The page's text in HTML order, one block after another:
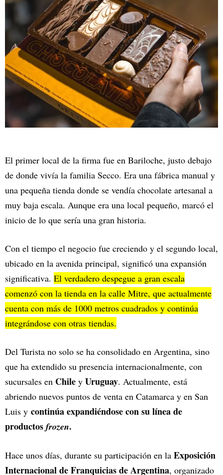
El primer local de la firma fue en Bariloche, justo debajo
de donde vivía la familia Secco. Era una fábrica manual y
una pequeña tienda donde se vendía chocolate artesanal a
muy baja escala. Aunque era una local pequeño, marcó el
inicio de lo que sería una gran historia.
Con el tiempo el negocio fue creciendo y el segundo local,
ubicado en la avenida principal, significó una expansión
significativa. El verdadero despegue a gran escala
comenzó con la tienda en la calle Mitre, que actualmente
cuenta con más de 1000 metros cuadrados y continúa
integrándose con otras tiendas.
Del Turista no solo se ha consolidado en Argentina, sino
que ha extendido su presencia internacionalmente, con
sucursales en Chile y Uruguay. Actualmente, está
abriendo nuevos puntos de venta en Catamarca y en San
Luis y continúa expandiéndose con su línea de
productos frozen.
Hace unos días, durante su participación en la Exposición
Internacional de Franquicias de Argentina, organizado